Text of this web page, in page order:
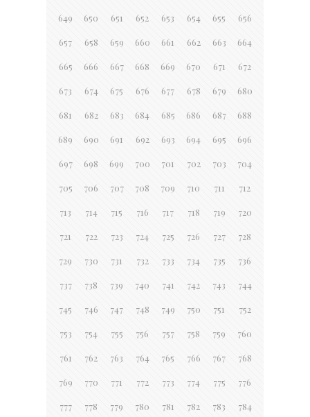
649 650 651 652 653 654 655 656
657 658 659 660 661 662 663 664
665 666 667 668 669 670 671 672
673 674 675 676 677 678 679 680
681 682 683 684 685 686 687 688
689 690 691 692 693 694 695 696
697 698 699 700 701 702 703 704
705 706 707 708 709 710 711 712
713 714 715 716 717 718 719 720
721 722 723 724 725 726 727 728
729 730 731 732 733 734 735 736
737 738 739 740 741 742 743 744
745 746 747 748 749 750 751 752
753 754 755 756 757 758 759 760
761 762 763 764 765 766 767 768
769 770 771 772 773 774 775 776
777 778 779 780 781 782 783 784